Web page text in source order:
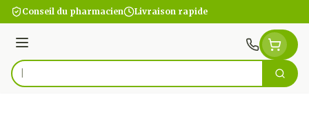
Aller au contenu
Conseil du pharmacien Livraison rapide
Menu
Rechercher